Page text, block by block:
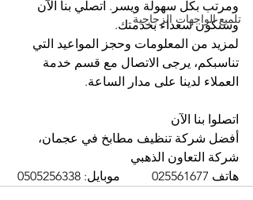
تلميع الواجهات الزجاجية
ومرتب بكل سهولة ويسر. اتصلي بنا الآن
وسنكون سعداء بخدمتك.
لمزيد من المعلومات وحجز المواعيد التي
تناسبكم، يرجى الاتصال مع قسم خدمة
العملاء لدينا على مدار الساعة.
اتصلوا بنا الآن
أفضل شركة تنظيف مطابخ في عجمان،
شركة التعاون الذهبي
هاتف 025561677          موبايل: 0505256338